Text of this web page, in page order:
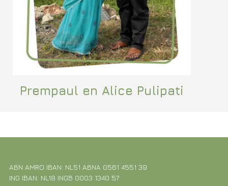
Prempaul en Alice Pulipati
ABN AMRO IBAN: NL51 ABNA 0561 4551 39
ING IBAN: NL18 INGB 0003 1340 57